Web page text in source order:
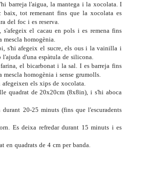
barreja l'aigua, la mantega i la xocolata. I
baix, tot remenant fins que la xocolata es
del foc i es reserva.
s'afegeix el cacau en pols i es remena fins
mescla homogènia.
s'hi afegeix el sucre, els ous i la vainilla i
l'ajuda d'una espàtula de silicona.
el bicarbonat i la sal. I es barreja fins
mescla homogènia i sense grumolls.
els xips de xocolata.
quadrat de 20x20cm (8x8in), i s'hi aboca
20-25 minuts (fins que l'escuradents
Es deixa refredar durant 15 minuts i es
en quadrats de 4 cm per banda.